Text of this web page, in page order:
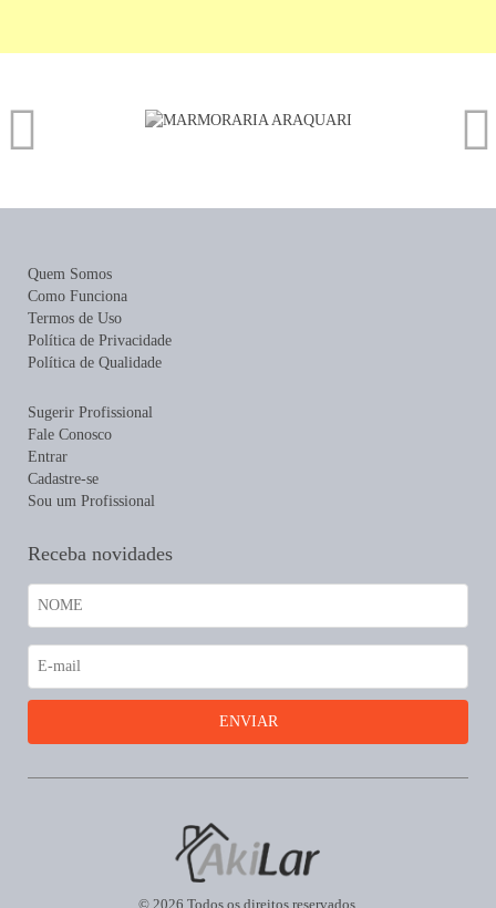
Quem Somos
Como Funciona
Termos de Uso
Política de Privacidade
Política de Qualidade
Sugerir Profissional
Fale Conosco
Entrar
Cadastre-se
Sou um Profissional
Receba novidades